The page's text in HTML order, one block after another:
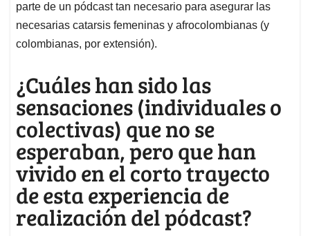
parte de un pódcast tan necesario para asegurar las
necesarias catarsis femeninas y afrocolombianas (y
colombianas, por extensión).
¿Cuáles han sido las
sensaciones (individuales o
colectivas) que no se
esperaban, pero que han
vivido en el corto trayecto
de esta experiencia de
realización del pódcast?